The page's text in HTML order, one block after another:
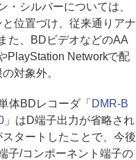
シルバーについては、
位置づけ、従来通りアナ
た、BDビデオなどのAA
PlayStation Networkで配
対象外。
体BDレコーダ「 DMR-B
」はD端子出力が省略され
タートしたことで、今後
子/コンポーネント端子の